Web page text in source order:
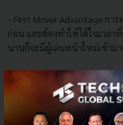
- First Mover Advantage กา
ก่อน และต้องทำให้ได้ในเวลา
นานก็จะมีผู้เล่นหน้าใหม่เข้าม
- Uniqueness การมีเอกลักษณ์
ความแตกต่าง เพราะการมีเอ
แล้วจะไม่เจอใครที่ทำเหมือนอย่
ทำให้เราโดดเด่นออกมา ตาม